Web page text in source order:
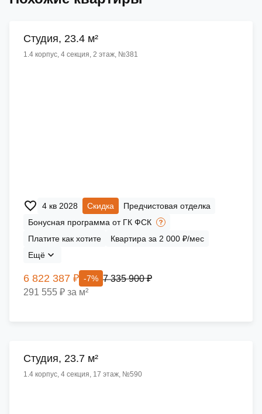
Cтудия, 23.4 м²
1.4 корпус, 4 секция, 2 этаж, №381
4 кв 2028 Скидка
Предчистовая отделка
Бонусная программа от ГК ФСК
Платите как хотите
Квартира за 2 000 ₽/мес
Ещё
6 822 387 ₽ -7% 7 335 900 ₽
291 555 ₽ за м²
Cтудия, 23.7 м²
1.4 корпус, 4 секция, 17 этаж, №590